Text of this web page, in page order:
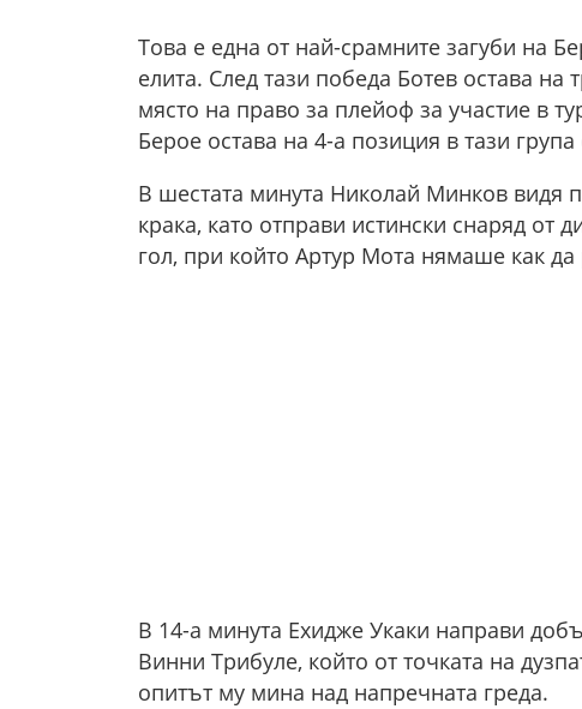
Това е една от най-срамните загуби на
елита. След тази победа Ботев остава
място на право за плейоф за участие в
Берое остава на 4-а позиция в тази група
В шестата минута Николай Минков видя
крака, като отправи истински снаряд от
гол, при който Артур Мота нямаше как да
В 14-а минута Ехидже Укаки направи
Винни Трибуле, който от точката на
опитът му мина над напречната греда.